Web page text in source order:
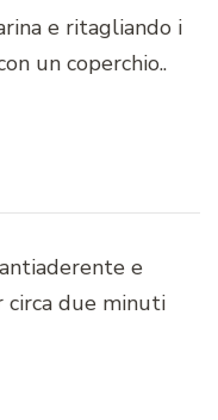
e ritagliando i
un coperchio..
e
circa due minuti